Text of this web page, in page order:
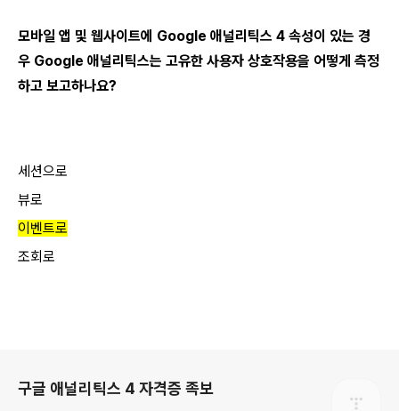
모바일 앱 및 웹사이트에 Google 애널리틱스 4 속성이 있는 경
우 Google 애널리틱스는 고유한 사용자 상호작용을 어떻게 측정
하고 보고하나요?
세션으로
뷰로
이벤트로
조회로
구글 애널리틱스 4 자격증 족보